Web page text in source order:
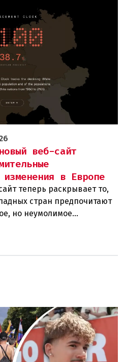
веб-сайт
изменения в Европе
теперь раскрывает то,
стран предпочитают
но неумолимое
населения
«Часы замен